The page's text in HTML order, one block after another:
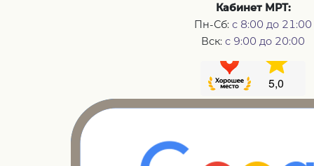
Кабинет МРТ:
Пн-Сб: с 8:00 до 21:00
Вск: с 9:00 до 20:00